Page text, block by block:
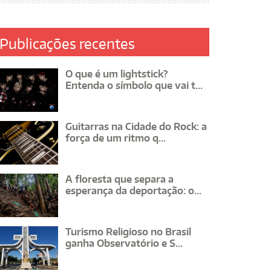
Publicações recentes
O que é um lightstick?
Entenda o símbolo que vai t...
Guitarras na Cidade do Rock: a
força de um ritmo q...
A floresta que separa a
esperança da deportação: o...
Turismo Religioso no Brasil
ganha Observatório e S...